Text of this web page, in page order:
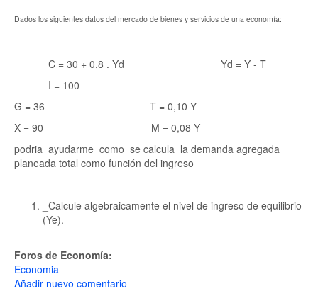
Dados los siguientes datos del mercado de bienes y servicios de una economía:
C = 30 + 0,8 . Yd Yd = Y - T
I = 100
G = 36 T = 0,10 Y
X = 90 M = 0,08 Y
podria ayudarme como se calcula la demanda agregada
planeada total como función del ingreso
_Calcule algebraicamente el nivel de ingreso de equilibrio
(Ye).
Foros de Economía:
Economia
Añadir nuevo comentario